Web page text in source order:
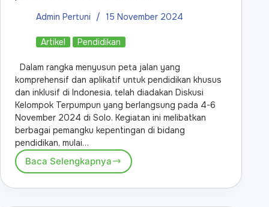
Admin Pertuni
15 November 2024
Artikel Pendidikan
Dalam rangka menyusun peta jalan yang
komprehensif dan aplikatif untuk pendidikan khusus
dan inklusif di Indonesia, telah diadakan Diskusi
Kelompok Terpumpun yang berlangsung pada 4-6
November 2024 di Solo. Kegiatan ini melibatkan
berbagai pemangku kepentingan di bidang
pendidikan, mulai…
Baca Selengkapnya